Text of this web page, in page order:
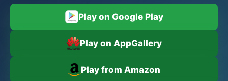
Play on Google Play
Play on AppGallery
Play from Amazon